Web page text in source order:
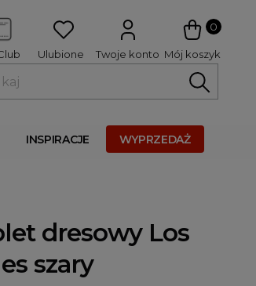
0
Mój koszyk
Twoje konto
Ulubione
INSPIRACJE WYPRZEDAŻ
dresowy Los
szary